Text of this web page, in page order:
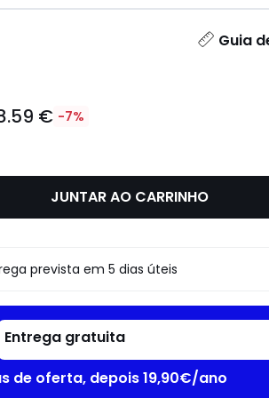
Guia
€ -7%
JUNTAR AO CARRINHO
prevista em 5 dias úteis
Entrega gratuita
de oferta, depois 19,90€/ano